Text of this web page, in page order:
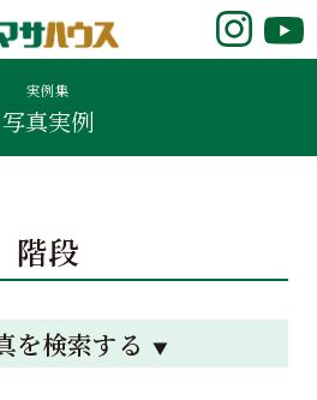
注文住宅ならヤマサハウス
文住宅や建売モデルハウスをお探し
ちら。鹿児島県内で11年連続ナンバ
実績を誇る、絆の家でおなじみの
ウス。展示場情報や家づくりのこだ
実例集
写真実例
階段
を検索する